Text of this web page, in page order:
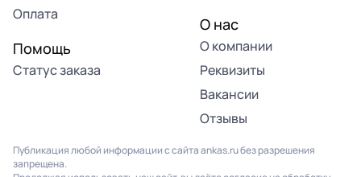
Оплата
Помощь
Статус заказа
О нас
О компании
Реквизиты
Вакансии
Отзывы
Публикация любой информации с сайта ankas.ru без разрешения
запрещена.